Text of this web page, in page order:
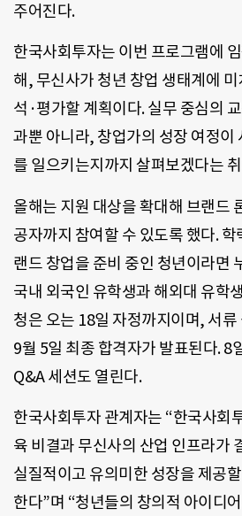
주어진다.
한국사회투자는 이번 프로그램에
해, 무신사가 청년 창업 생태계에
석·평가할 계획이다. 실무 중심의
과뿐 아니라, 창업가의 성장 여정이
를 일으키는지까지 살펴보겠다는
올해는 지원 대상을 확대해 브랜드
공자까지 참여할 수 있도록 했다.
랜드 창업을 준비 중인 청년이라면
국내 외국인 유학생과 해외대 유학
청은 오는 18일 자정까지이며, 서류
9월 5일 최종 합격자가 발표된다. 8
Q&A 세션도 열린다.
한국사회투자 관계자는 “한국사회
육 비결과 무신사의 산업 인프라가
실질적이고 유의미한 성장을 제공
한다”며 “청년들의 창의적 아이디